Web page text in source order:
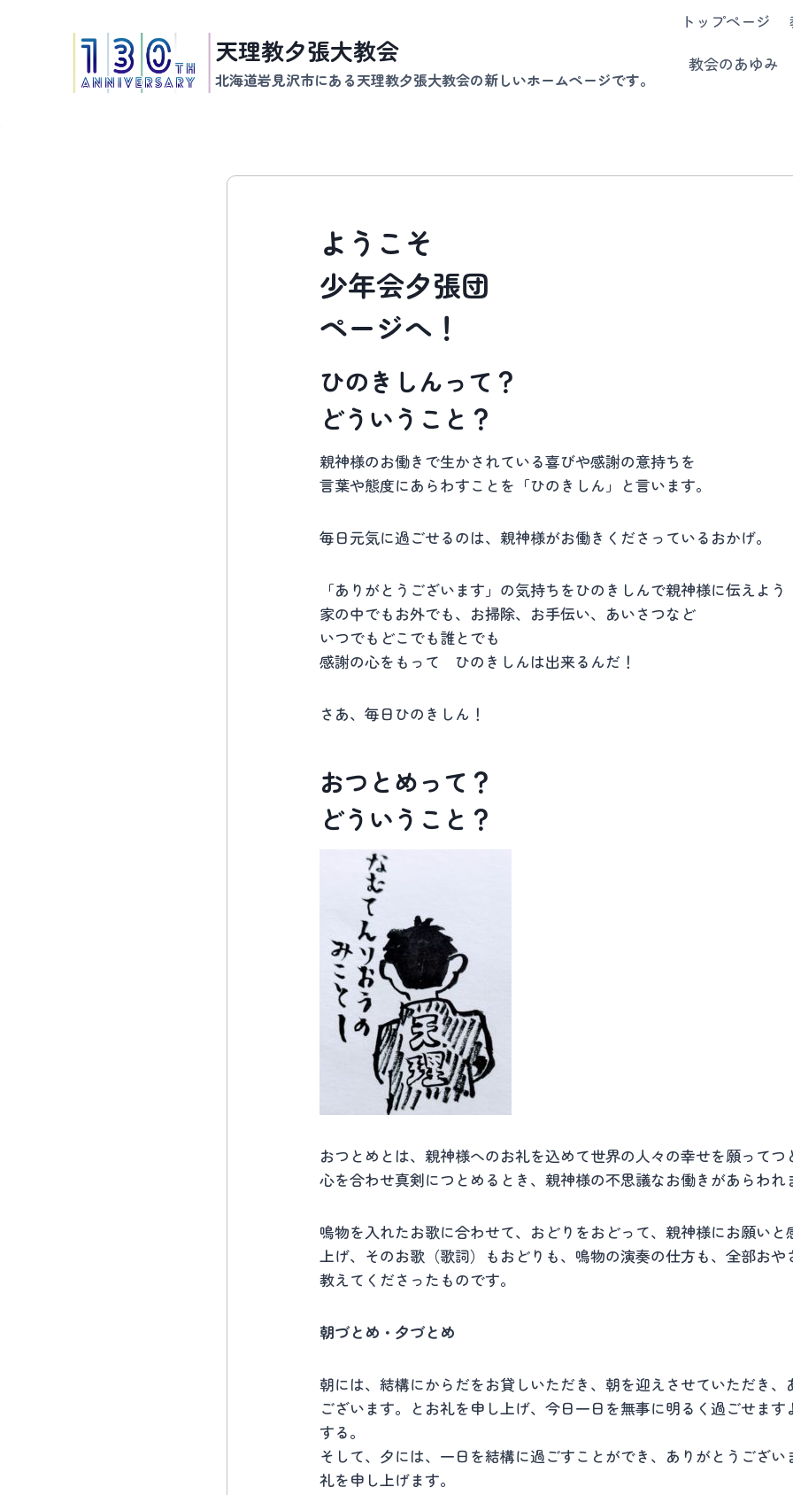
天理教夕張大教会
北海道岩見沢市にある天理教夕張大教会の新しいホームページです。
トップページ
教会のあゆみ
ようこそ
少年会夕張団
ページへ！
ひのきしんって？
どういうこと？
親神様のお働きで生かされている喜びや感謝の意持ちを
言葉や態度にあらわすことを「ひのきしん」と言います。
毎日元気に過ごせるのは、親神様がお働きくださっているおかげ。
「ありがとうございます」の気持ちをひのきしんで親神様に伝えよう
家の中でもお外でも、お掃除、お手伝い、あいさつなど
いつでもどこでも誰とでも
感謝の心をもって ひのきしんは出来るんだ！
さあ、毎日ひのきしん！
おつとめって？
どういうこと？
おつとめとは、親神様へのお礼を込めて世界の人々の幸せを願ってつ
心を合わせ真剣につとめるとき、親神様の不思議なお働きがあらわれ
鳴物を入れたお歌に合わせて、おどりをおどって、親神様にお願いと
上げ、そのお歌（歌詞）もおどりも、鳴物の演奏の仕方も、全部おや
教えてくださったものです。
朝づとめ・夕づとめ
朝には、結構にからだをお貸しいただき、朝を迎えさせていただき、
ございます。とお礼を申し上げ、今日一日を無事に明るく過ごせます
する。
そして、夕には、一日を結構に過ごすことができ、ありがとうござい
礼を申し上げます。